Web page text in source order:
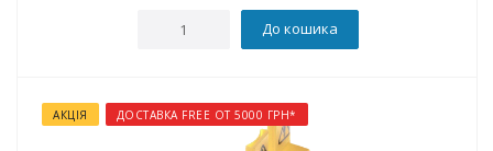
До кошика
АКЦІЯ ДОСТАВКА FREE ОТ 5000 ГРН*